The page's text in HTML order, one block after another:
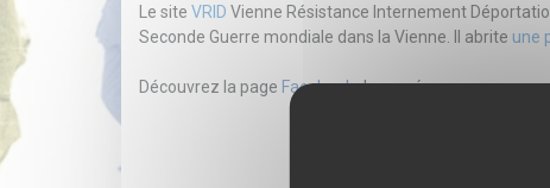
Le site VRID Vienne Résistance Internement
Seconde Guerre mondiale dans la Vienne. Il abrite une
Découvrez la page Facebookdu musée.